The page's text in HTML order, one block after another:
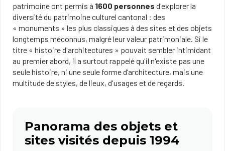
patrimoine ont permis à 1600 personnes d'explorer la
diversité du patrimoine culturel cantonal : des
« monuments » les plus classiques à des sites et des objets
longtemps méconnus, malgré leur valeur patrimoniale. Si le
titre « histoire d'architectures » pouvait sembler intimidant
au premier abord, il a surtout rappelé qu'il n'existe pas une
seule histoire, ni une seule forme d’architecture, mais une
multitude de styles, de lieux, d'usages et de regards.
Panorama des objets et
sites visités depuis 1994